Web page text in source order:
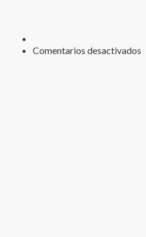
Comentarios desactivados